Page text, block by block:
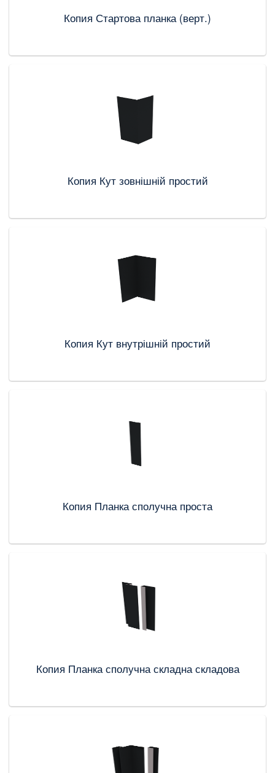
Копия Стартова планка (верт.)
Копия Кут зовнішній простий
Копия Кут внутрішній простий
Копия Планка сполучна проста
Копия Планка сполучна складна складова